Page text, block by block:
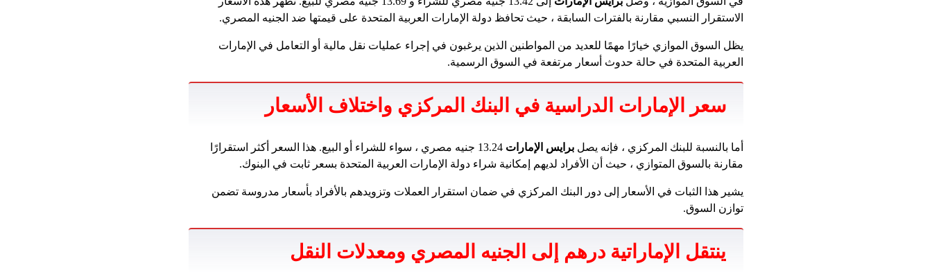
الاستقرار النسبي مقارنة بالفترات السابقة ، حيث تحافظ دولة الإمارات العربية المتحدة على قيمتها ضد الجنيه المصري.
يظل السوق الموازي خيارًا مهمًا للعديد من المواطنين الذين يرغبون في إجراء عمليات نقل مالية أو التعامل في الإمارات
العربية المتحدة في حالة حدوث أسعار مرتفعة في السوق الرسمية.
سعر الإمارات الدراسية في البنك المركزي واختلاف الأسعار
أما بالنسبة للبنك المركزي ، فإنه يصل برايس الإمارات
13.24 جنيه مصري ، سواء للشراء أو البيع. هذا السعر أكثر استقرارًا
مقارنة بالسوق المتوازي ، حيث أن الأفراد لديهم إمكانية شراء دولة الإمارات العربية المتحدة بسعر ثابت في البنوك.
يشير هذا الثبات في الأسعار إلى دور البنك المركزي في ضمان استقرار العملات وتزويدهم بالأفراد بأسعار مدروسة تضمن
توازن السوق.
ينتقل الإماراتية درهم إلى الجنيه المصري ومعدلات النقل